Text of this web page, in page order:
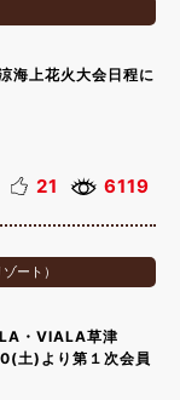
海上花火大会日程に
21 6119
ート）
・VIALA草津
)より第１次会員